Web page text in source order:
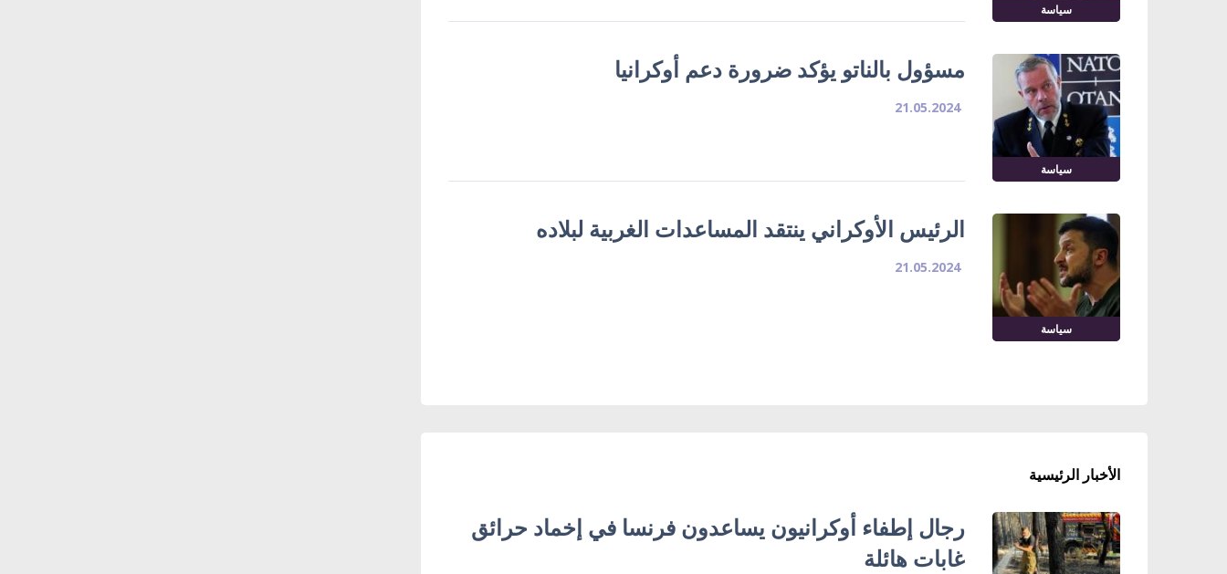
سياسة
سياسة
مسؤول بالناتو يؤكد ضرورة دعم أوكرانيا
21.05.2024
سياسة
الرئيس الأوكراني ينتقد المساعدات الغربية لبلاده
21.05.2024
الأخبار الرئيسية
رجال إطفاء أوكرانيون يساعدون فرنسا في إخماد حرائق
غابات هائلة